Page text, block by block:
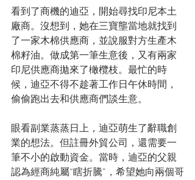
看到了商機的迪亞，開始尋找印尼本土
廠商。沒想到，她在三寶壟當地就找到
了一家木棉供應商，並說服對方生產木
棉籽油。做成第一筆生意後，又有兩家
印尼供應商拋來了橄欖枝。最忙的時
候，迪亞不得不趁著工作日午休時間，
偷偷跑出去和供應商們談生意。
眼看副業蒸蒸日上，迪亞萌生了辭職創
業的想法。但註冊外貿公司，還需要一
筆不小的啟動資金。當時，迪亞的父親
認為經商純屬“瞎折騰”，希望她向兩個哥